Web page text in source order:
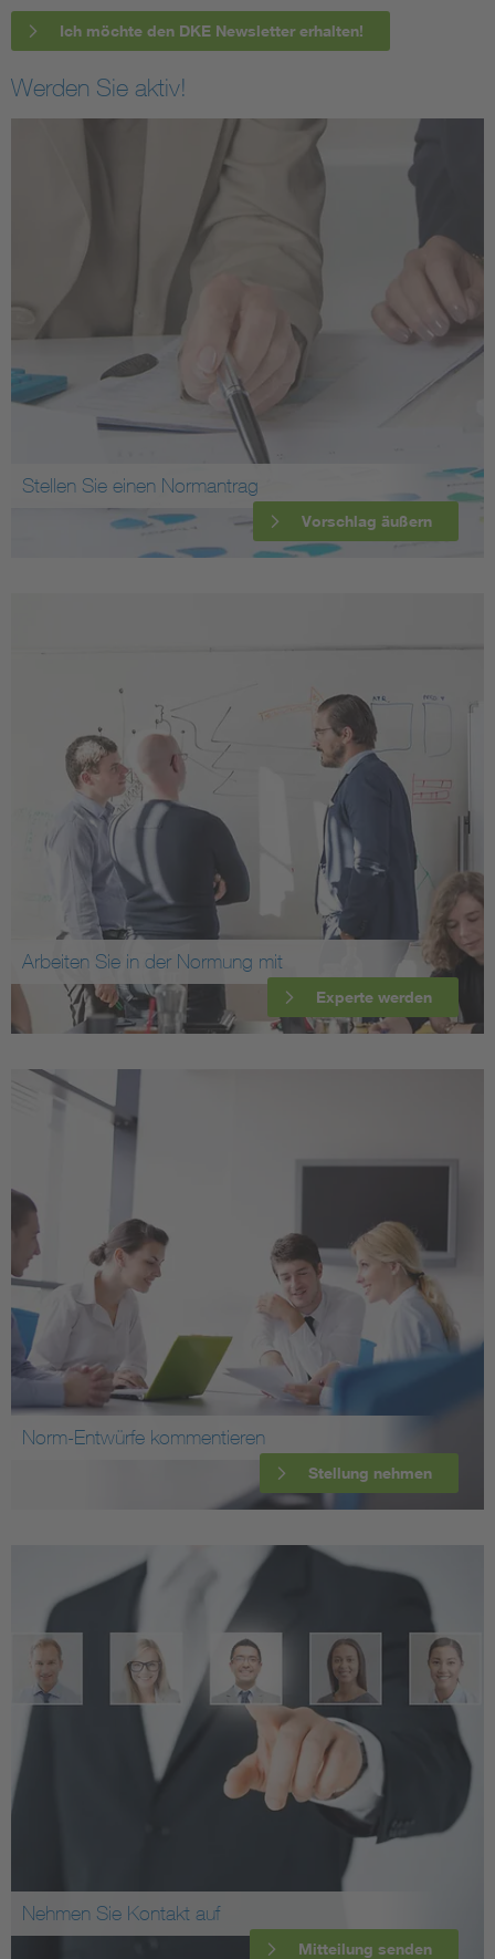
Ich möchte den DKE Newsletter erhalten!
Werden Sie aktiv!
Stellen Sie einen Normantrag
Vorschlag äußern
Arbeiten Sie in der Normung mit
Experte werden
Norm-Entwürfe kommentieren
Stellung nehmen
Nehmen Sie Kontakt auf
Mitteilung senden